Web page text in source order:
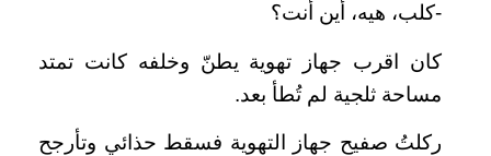
-كلب، هيه، أين أنت؟
كان اقرب جهاز تهوية يطنّ وخلفه كانت تمتد
مساحة ثلجية لم تُطأ بعد.
ركلتُ صفيح جهاز التهوية فسقط حذائي وتأرجح